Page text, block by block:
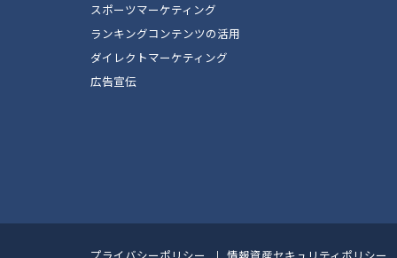
スポーツマーケティング
ランキングコンテンツの活用
ダイレクトマーケティング
広告宣伝